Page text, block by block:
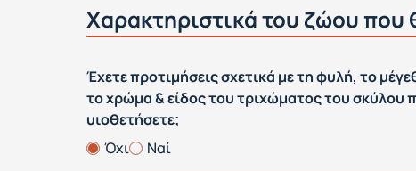
Χαρακτηριστικά του ζώου που
Έχετε προτιμήσεις σχετικά με τη φυλή, το
το χρώμα & είδος του τριχώματος του σκύλου
υιοθετήσετε;
Όχι
Ναί